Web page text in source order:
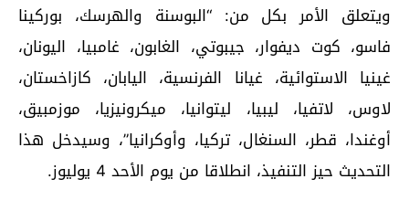
ويتعلق الأمر بكل من: “البوسنة والهرسك، بوركينا
فاسو، كوت ديفوار، جيبوتي، الغابون، غامبيا، اليونان،
غينيا الاستوائية، غيانا الفرنسية، اليابان، كازاخستان،
لاوس، لاتفيا، ليبيا، ليتوانيا، ميكرونيزيا، موزمبيق،
أوغندا، قطر، السنغال، تركيا، وأوكرانيا”، وسيدخل هذا
التحديث حيز التنفيذ، انطلاقا من يوم الأحد 4 يوليوز.